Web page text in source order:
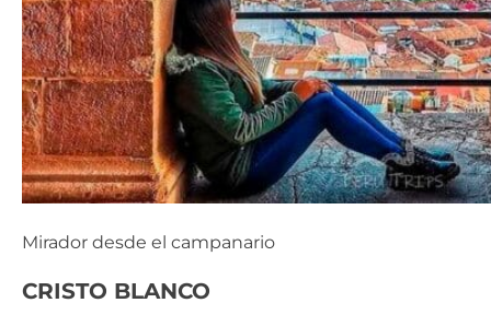
Mirador desde el campanario
CRISTO BLANCO